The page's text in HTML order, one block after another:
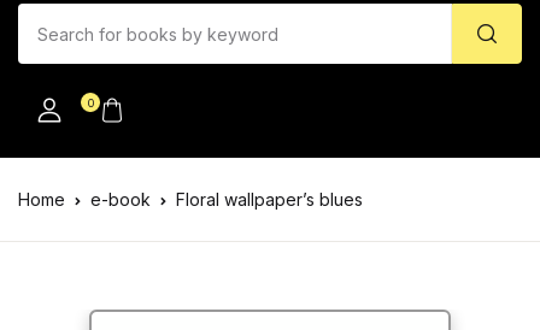
0
Home e-book Floral wallpaper’s blues